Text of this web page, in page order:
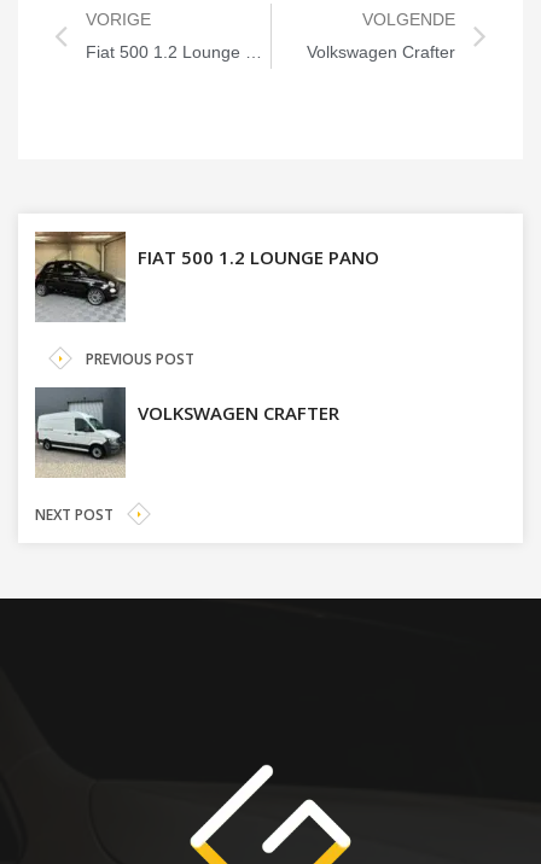
VORIGE
VOLGENDE
Volkswagen Crafter
FIAT 500 1.2 LOUNGE PANO
PREVIOUS POST
VOLKSWAGEN CRAFTER
NEXT POST